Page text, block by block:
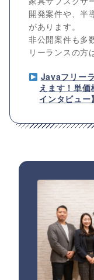
開発案件や、半
があります。
非公開案件も多
リーランスの方
Javaフリー
えます！単
インタビュー】